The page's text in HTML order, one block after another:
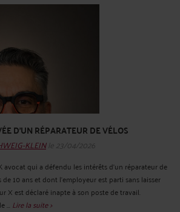
D’UN RÉPARATEUR DE VÉLOS
KLEINle 23/04/2026
avocat qui a défendu les intérêts d’un réparateur de
10 ans et dont l’employeur est parti sans laisser
X est déclaré inapte à son poste de travail.
... Lire la suite >